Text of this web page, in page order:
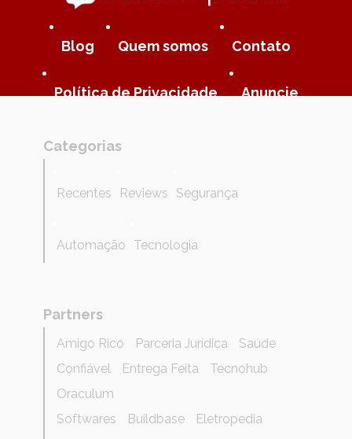
Blog Quem somos Contato
Política de Privacidade Anuncie
Categorias
Recentes Reviews Segurança
Automação Tecnologia
Partners
Amigo Rico Parceria Jurídica
Saúde
Confiável
Entrega Feita
Tecnohub
Oraculum
Softwares
Buildbase Eletropedia